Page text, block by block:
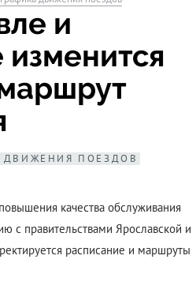
и
ПОЕЗДОВ
качества обслуживания
с правительствами Ярославской и
расписание и маршруты